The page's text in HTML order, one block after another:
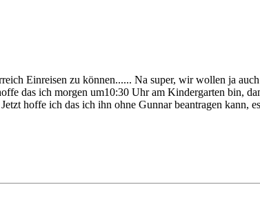
Einreisen zu können...... Na super, wir wollen ja
das ich morgen um10:30 Uhr am Kindergarten bin,
hoffe ich das ich ihn ohne Gunnar beantragen kann,